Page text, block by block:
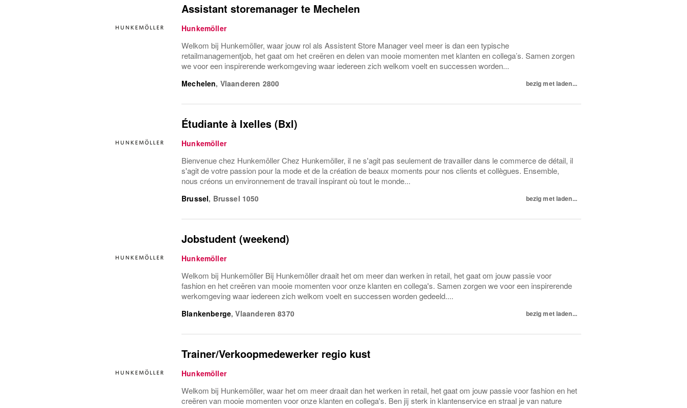
Assistant storemanager te Mechelen
Hunkemöller
Welkom bij Hunkemöller, waar jouw rol als Assistent Store Manager veel meer is dan een typische
retailmanagementjob, het gaat om het creëren en delen van mooie momenten met klanten en collega’s. Samen zorgen
we voor een inspirerende werkomgeving waar iedereen zich welkom voelt en successen worden...
Mechelen, Vlaanderen 2800 bezig met laden...
Étudiante à Ixelles (Bxl)
Hunkemöller
Bienvenue chez Hunkemöller Chez Hunkemöller, il ne s'agit pas seulement de travailler dans le commerce de détail, il
s'agit de votre passion pour la mode et de la création de beaux moments pour nos clients et collègues. Ensemble,
nous créons un environnement de travail inspirant où tout le monde...
Brussel, Brussel 1050 bezig met laden...
Jobstudent (weekend)
Hunkemöller
Welkom bij Hunkemöller Bij Hunkemöller draait het om meer dan werken in retail, het gaat om jouw passie voor
fashion en het creëren van mooie momenten voor onze klanten en collega's. Samen zorgen we voor een inspirerende
werkomgeving waar iedereen zich welkom voelt en successen worden gedeeld....
Blankenberge,Vlaanderen 8370 bezig met laden...
Trainer/Verkoopmedewerker regio kust
Hunkemöller
Welkom bij Hunkemöller, waar het om meer draait dan het werken in retail, het gaat om jouw passie voor fashion en het
creëren van mooie momenten voor onze klanten en collega's. Ben jij sterk in klantenservice en straal je van nature